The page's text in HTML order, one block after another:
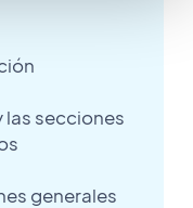
las secciones
generales